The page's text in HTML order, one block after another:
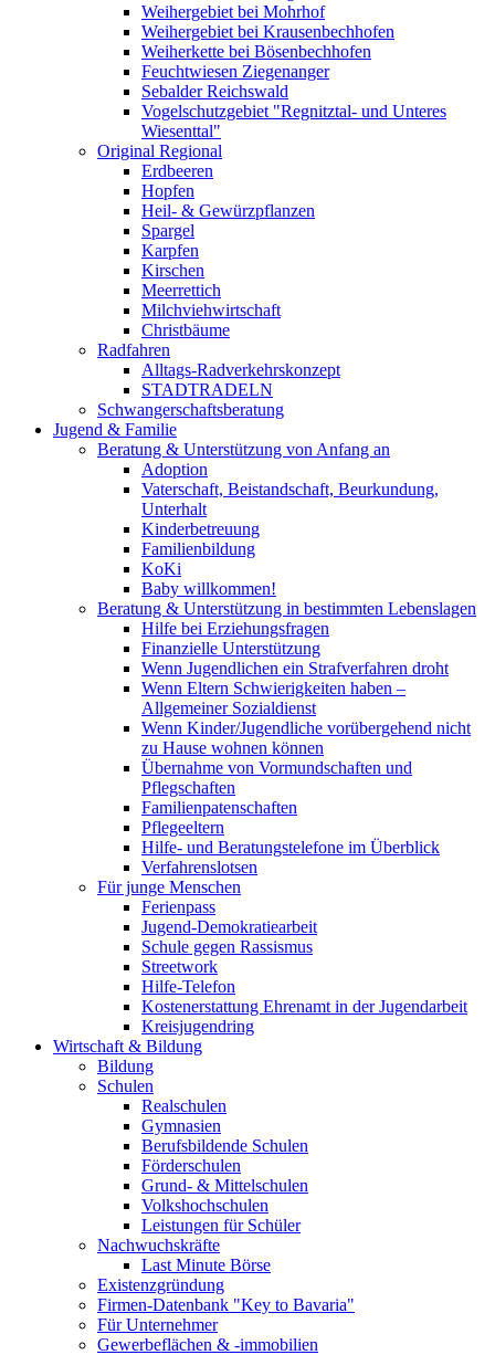
Weihergebiet bei Mohrhof
Weihergebiet bei Krausenbechhofen
Weiherkette bei Bösenbechhofen
Feuchtwiesen Ziegenanger
Sebalder Reichswald
Vogelschutzgebiet "Regnitztal- und Unteres
Wiesenttal"
Original Regional
Erdbeeren
Hopfen
Heil- & Gewürzpflanzen
Spargel
Karpfen
Kirschen
Meerrettich
Milchviehwirtschaft
Christbäume
Radfahren
Alltags-Radverkehrskonzept
STADTRADELN
Schwangerschaftsberatung
Jugend & Familie
Beratung & Unterstützung von Anfang an
Adoption
Vaterschaft, Beistandschaft, Beurkundung,
Unterhalt
Kinderbetreuung
Familienbildung
KoKi
Baby willkommen!
Beratung & Unterstützung in bestimmten Lebenslagen
Hilfe bei Erziehungsfragen
Finanzielle Unterstützung
Wenn Jugendlichen ein Strafverfahren droht
Wenn Eltern Schwierigkeiten haben –
Allgemeiner Sozialdienst
Wenn Kinder/Jugendliche vorübergehend nicht
zu Hause wohnen können
Übernahme von Vormundschaften und
Pflegschaften
Familienpatenschaften
Pflegeeltern
Hilfe- und Beratungstelefone im Überblick
Verfahrenslotsen
Für junge Menschen
Ferienpass
Jugend-Demokratiearbeit
Schule gegen Rassismus
Streetwork
Hilfe-Telefon
Kostenerstattung Ehrenamt in der Jugendarbeit
Kreisjugendring
Wirtschaft & Bildung
Bildung
Schulen
Realschulen
Gymnasien
Berufsbildende Schulen
Förderschulen
Grund- & Mittelschulen
Volkshochschulen
Leistungen für Schüler
Nachwuchskräfte
Last Minute Börse
Existenzgründung
Firmen-Datenbank "Key to Bavaria"
Für Unternehmer
Gewerbeflächen & -immobilien